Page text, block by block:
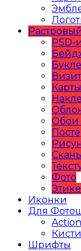
PSD-
Карты
Обои
Фото
Иконки
Для
Кисти
Шрифты